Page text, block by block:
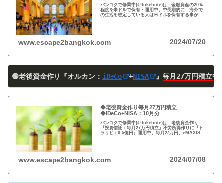
バンコクで修業中(@lukehide)は、金融資産の20％
程度を米ドルで保有・運用中。中長期的に、海外で
の生活を想定している人は米ドルを保有する事がお
www.escape2bangkok.com 2024/07/20
🟢老後資金作り『オルカン： iDeCo +NISA 』 毎月27万円積立中
◆老後資金作り毎月27万円積立
◆iDeCo+NISA：10月分
バンコクで修業中(@lukehide)は、老後資金作り
『投資信託：毎月27万円積立』不労所得作りに『ト
ラリピ：0.5億円』運用中。毎月27万円、eMAXIS
www.escape2bangkok.com 2024/07/08